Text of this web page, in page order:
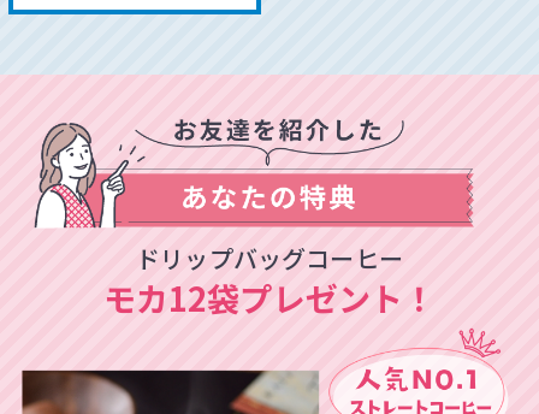
ドリップバッグコーヒー
モカ12袋プレゼント！